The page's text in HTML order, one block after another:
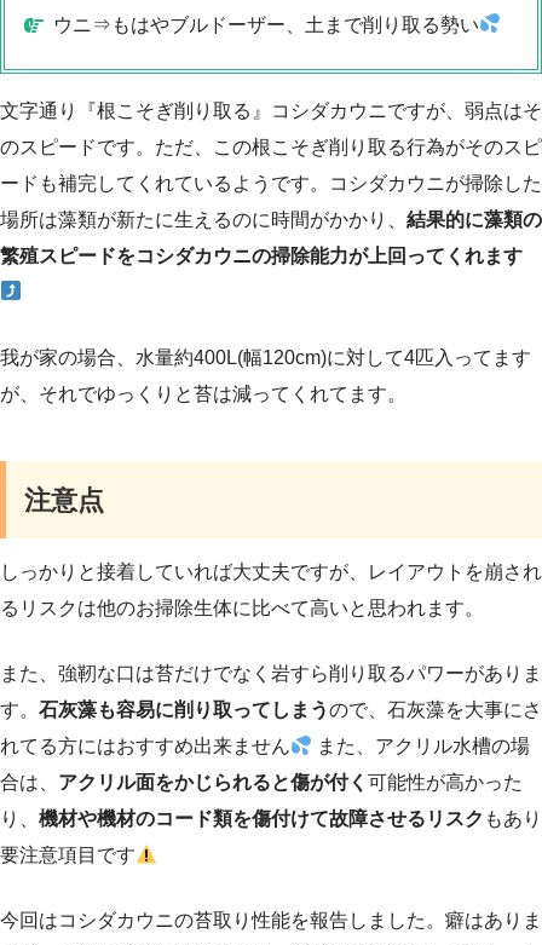
ウニ⇒もはやブルドーザー、土まで削り取る勢い
文字通り『根こそぎ削り取る』コシダカウニですが、弱点はそ
のスピードです。ただ、この根こそぎ削り取る行為がそのスピ
ードも補完してくれているようです。コシダカウニが掃除した
場所は藻類が新たに生えるのに時間がかかり、 結果的に藻類の
繁殖スピードをコシダカウニの掃除能力が上回ってくれます
我が家の場合、水量約400L(幅120cm)に対して4匹入ってます
が、それでゆっくりと苔は減ってくれてます。
注意点
しっかりと接着していれば大丈夫ですが、レイアウトを崩され
るリスクは他のお掃除生体に比べて高いと思われます。
また、強靭な口は苔だけでなく岩すら削り取るパワーがありま
す。 石灰藻も容易に削り取ってしまうので、石灰藻を大事にさ
れてる方にはおすすめ出来ません
また、アクリル水槽の場
合は、 アクリル面をかじられると傷が付く 可能性が高かった
り、 機材や機材のコード類を傷付けて故障させるリスク もあり
要注意項目です
今回はコシダカウニの苔取り性能を報告しました。癖はありま